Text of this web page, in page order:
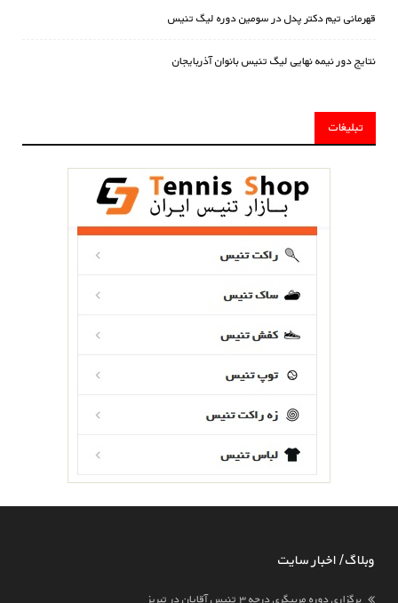
قهرمانی تیم دکتر پدل در سومین دوره لیگ تنیس
نتایج دور نیمه نهایی لیگ تنیس بانوان آذربایجان
تبلیغات
وبلاگ / اخبار سایت
برگزاری دوره مربیگری درجه ۳ تنیس آقایان در تبریز